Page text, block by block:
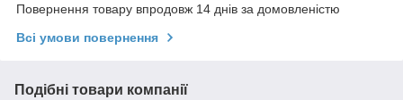
Повернення товару впродовж 14 днів за домовленістю
Всі умови повернення
Подібні товари компанії